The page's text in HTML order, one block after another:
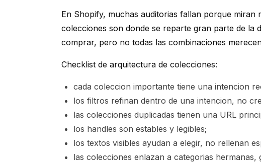
En Shopify, muchas auditorias fallan porque miran
colecciones son donde se reparte gran parte de la
comprar, pero no todas las combinaciones
Checklist de arquitectura de colecciones:
cada coleccion importante tiene una intencion
los filtros refinan dentro de una intencion, no
las colecciones duplicadas tienen una URL
los handles son estables y legibles;
los textos visibles ayudan a elegir, no rellenan
las colecciones enlazan a categorias